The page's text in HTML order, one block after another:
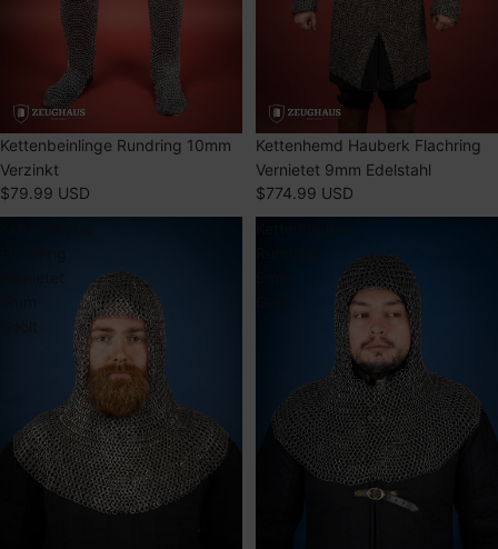
AUSVERKAUFT
Kettenbeinlinge Rundring 10mm
Verzinkt
$79.99 USD
AUSVERKAUFT
Kettenhemd Hauberk Flachring
Vernietet 9mm Edelstahl
$774.99 USD